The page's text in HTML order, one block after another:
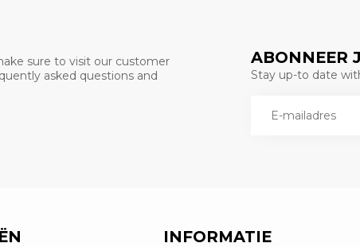
sure to visit our customer
asked questions and
ABONNEER
Stay up-to date
INFORMATIE